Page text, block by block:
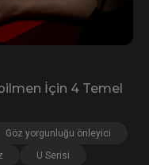
İçin 4 Temel
Göz yorgunluğu önleyici
U Serisi